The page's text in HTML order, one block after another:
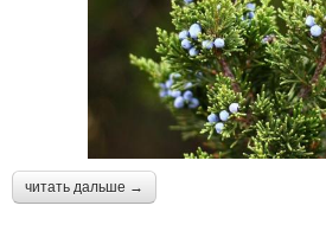
читать дальше →